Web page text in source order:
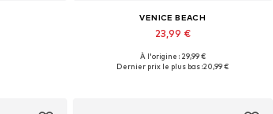
VENICE BEACH
23,99 €
+3
Disponible en plusieurs tailles
À l'origine : 29,99 €
Dernier prix le plus bas :20,99 €